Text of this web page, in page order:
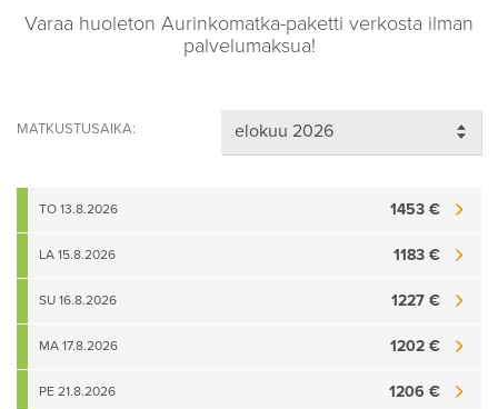
Varaa huoleton Aurinkomatka-paketti verkosta ilman
palvelumaksua!
MATKUSTUSAIKA:
1453 €
TO 13.8.2026
1183 €
LA 15.8.2026
1227 €
SU 16.8.2026
1202 €
MA 17.8.2026
1206 €
PE 21.8.2026